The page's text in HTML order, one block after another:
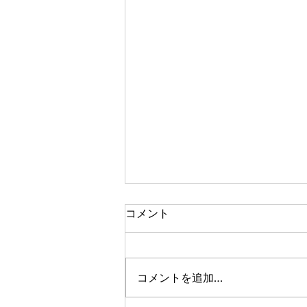
全国大会金賞🥇
コメント
コメントを追加…